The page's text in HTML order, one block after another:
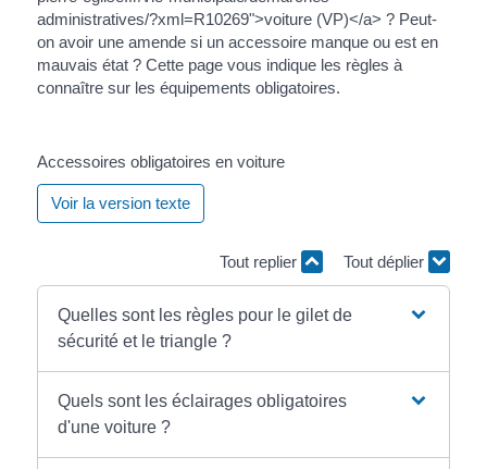
administratives/?xml=R10269">voiture (VP)</a> ? Peut-
on avoir une amende si un accessoire manque ou est en
mauvais état ? Cette page vous indique les règles à
connaître sur les équipements obligatoires.
Accessoires obligatoires en voiture
Voir la version texte
Tout replier Tout déplier
Quelles sont les règles pour le gilet de
sécurité et le triangle ?
Quels sont les éclairages obligatoires
d'une voiture ?